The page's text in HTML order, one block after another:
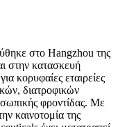
στο Hangzhou της
στην κατασκευή
κορυφαίες εταιρείες
διατροφικών
φροντίδας. Με
καινοτομία της